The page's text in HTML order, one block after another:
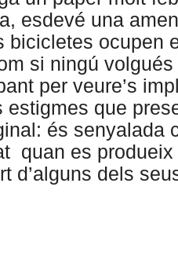
esdevé una
bicicletes ocupen
si ningú
per veure’s
estigmes que
és senyalada
quan es
d’alguns dels